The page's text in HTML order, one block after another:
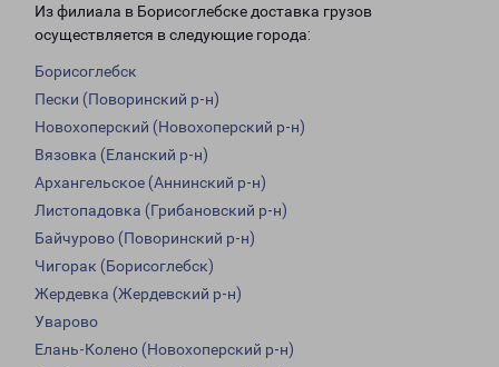
Из филиала в Борисоглебске доставка грузов
осуществляется в следующие города:
Борисоглебск
Пески (Поворинский р-н)
Новохоперский (Новохоперский р-н)
Вязовка (Еланский р-н)
Архангельское (Аннинский р-н)
Листопадовка (Грибановский р-н)
Байчурово (Поворинский р-н)
Чигорак (Борисоглебск)
Жердевка (Жердевский р-н)
Уварово
Елань-Колено (Новохоперский р-н)